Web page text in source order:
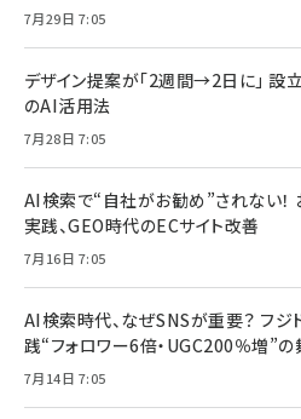
7月29日 7:05
デザイン提案が「2週間→2日に」
のAI活用法
7月28日 7:05
AI検索で“自社がお勧め”されない！
実践、GEO時代のECサイト改善
7月16日 7:05
AI検索時代、なぜSNSが重要？ フジ
践“フォロワー6倍・UGC200％増”
7月14日 7:05